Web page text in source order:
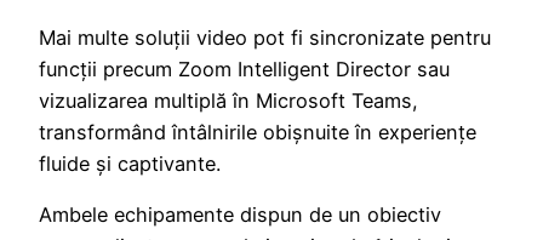
Mai multe soluții video pot fi sincronizate pentru
funcții precum Zoom Intelligent Director sau
vizualizarea multiplă în Microsoft Teams,
transformând întâlnirile obișnuite în experiențe
fluide și captivante.
Ambele echipamente dispun de un obiectiv